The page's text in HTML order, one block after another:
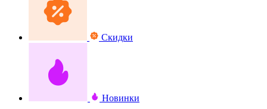
Скидки
Новинки